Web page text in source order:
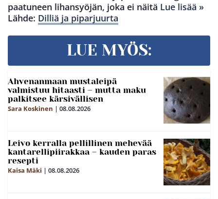
paatuneen lihansyöjän, joka ei näitä Lue lisää »
Lähde: Dilliä ja piparjuurta
LUE MYÖS:
Ahvenanmaan mustaleipä
valmistuu hitaasti – mutta maku
palkitsee kärsivällisen
Sara Koskinen | 08.08.2026
Leivo kerralla pellillinen mehevää
kantarellipiirakkaa – kauden paras
resepti
Kaisa Mäki | 08.08.2026